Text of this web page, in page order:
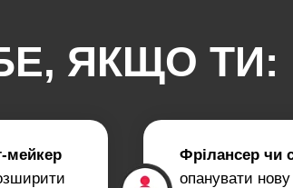
ЯКЩО ТИ:
Фрілансер чи
опанувати
мейкер